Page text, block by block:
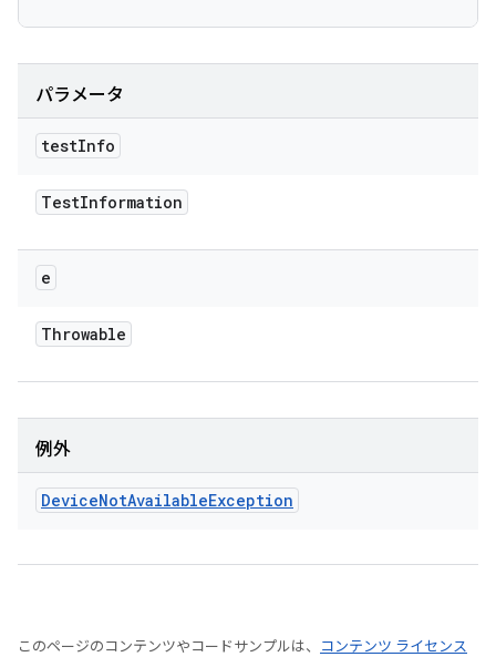
パラメータ
testInfo
TestInformation
e
Throwable
例外
DeviceNotAvailableException
このページのコンテンツやコードサンプルは、
コンテンツ ライセンス